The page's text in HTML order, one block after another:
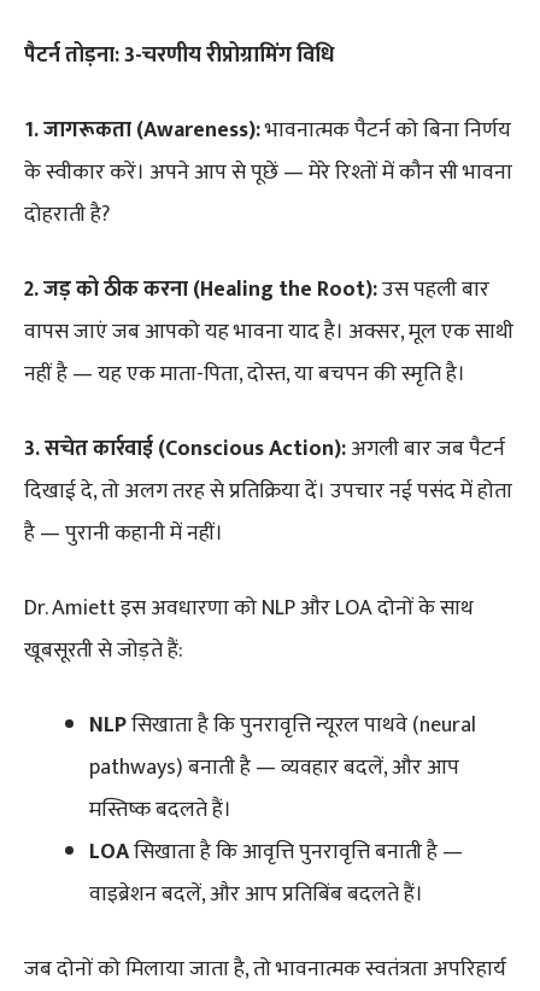
पैटर्न तोड़ना: 3-चरणीय रीप्रोग्रामिंग विधि
1. जागरूकता (Awareness):भावनात्मक पैटर्न को बिना निर्णय
के स्वीकार करें। अपने आप से पूछें — मेरे रिश्तों में कौन सी भावना
दोहराती है?
2. जड़ को ठीक करना (Healing the Root):उस पहली बार
वापस जाएं जब आपको यह भावना याद है। अक्सर, मूल एक साथी
नहीं है — यह एक माता-पिता, दोस्त, या बचपन की स्मृति है।
3. सचेत कार्रवाई (Conscious Action):अगली बार जब पैटर्न
दिखाई दे, तो अलग तरह से प्रतिक्रिया दें। उपचार नई पसंद में होता
है — पुरानी कहानी में नहीं।
Dr. Amiett इस अवधारणा को NLP और LOA दोनों के साथ
खूबसूरती से जोड़ते हैं:
NLPसिखाता है कि पुनरावृत्ति न्यूरल पाथवे (neural
pathways) बनाती है — व्यवहार बदलें, और आप
मस्तिष्क बदलते हैं।
LOAसिखाता है कि आवृत्ति पुनरावृत्ति बनाती है —
वाइब्रेशन बदलें, और आप प्रतिबिंब बदलते हैं।
जब दोनों को मिलाया जाता है, तो भावनात्मक स्वतंत्रता अपरिहार्य